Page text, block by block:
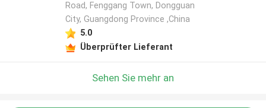
Road, Fenggang Town, Dongguan
City, Guangdong Province ,China
5.0
Überprüfter Lieferant
Sehen Sie mehr an